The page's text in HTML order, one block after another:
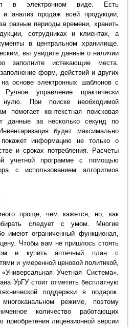
в электронном виде. Есть
и анализ продаж всей продукции,
разные периоды времени, хранить
сотрудниках и клиентах, а
в центральном хранилище.
вы увидите данные о наличии
заполните истекающие места.
форм, действий и других
основе электронных шаблонов с
управление практически
При поиске необходимой
помогает контекстная поисковая
данные за несколько секунд по
будет максимально
информацию не только о
и сроках потребления. Расчеты
учетной программе с помощью
с использованием алгоритмов
проще, чем кажется, но, как
следует с умом. Многие
имеют ограниченный функционал,
Чтобы вам не пришлось стоять
и купить аптечный план с
и умеренной ценовой политикой,
Учетная Система».
УрГУ стоит отметить бесплатную
поддержки в подарок.
режиме, поэтому
количество работающих
приобретения лицензионной версии